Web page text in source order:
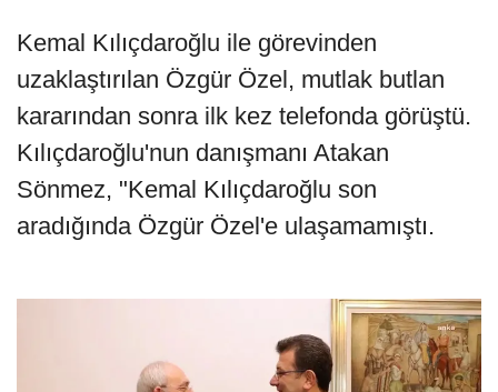
Kemal Kılıçdaroğlu ile görevinden
uzaklaştırılan Özgür Özel, mutlak butlan
kararından sonra ilk kez telefonda görüştü.
Kılıçdaroğlu'nun danışmanı Atakan
Sönmez, "Kemal Kılıçdaroğlu son
aradığında Özgür Özel'e ulaşamamıştı.